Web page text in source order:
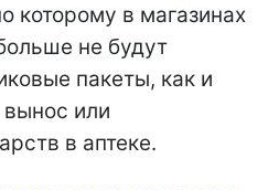
которому в магазинах
не будут
пакеты, как и
вынос или
в аптеке.